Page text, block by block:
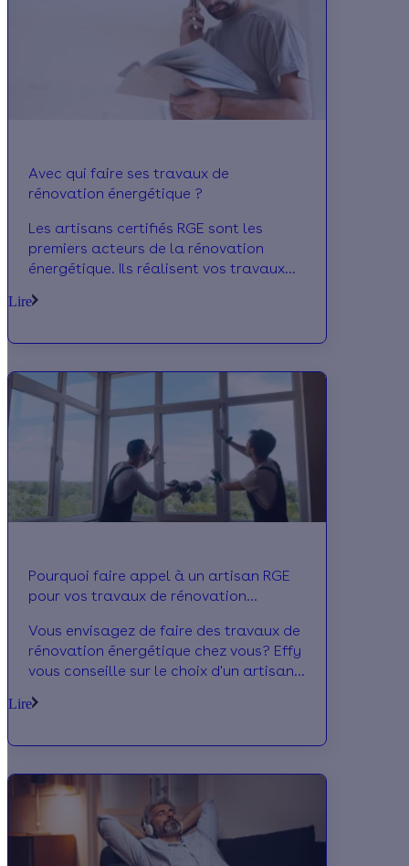
Avec qui faire ses travaux de
rénovation énergétique ?
Les artisans certifiés RGE sont les
premiers acteurs de la rénovation
énergétique. Ils réalisent vos travaux
permettent d'obtenir de nombreuses
spécialiste de la rénovation vous
accompagne dans vos démarches.
Lire
Pourquoi faire appel à un artisan RGE
pour vos travaux de rénovation
Vous envisagez de faire des travaux de
rénovation énergétique chez vous? Effy
vous conseille sur le choix d'un artisan
Lire